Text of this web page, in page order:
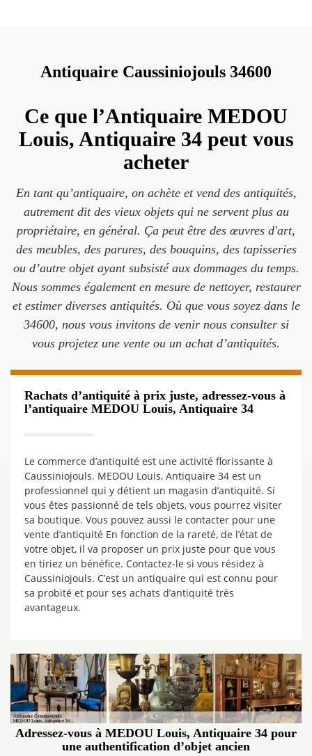
Antiquaire Caussiniojouls 34600
Ce que l’Antiquaire MEDOU
Louis, Antiquaire 34 peut vous
acheter
En tant qu’antiquaire, on achète et vend des antiquités,
autrement dit des vieux objets qui ne servent plus au
propriétaire, en général. Ça peut être des œuvres d'art,
des meubles, des parures, des bouquins, des tapisseries
ou d’autre objet ayant subsisté aux dommages du temps.
Nous sommes également en mesure de nettoyer, restaurer
et estimer diverses antiquités. Où que vous soyez dans le
34600, nous vous invitons de venir nous consulter si
vous projetez une vente ou un achat d’antiquités.
Rachats d’antiquité à prix juste, adressez-vous à
l’antiquaire MEDOU Louis, Antiquaire 34
Le commerce d’antiquité est une activité florissante à
Caussiniojouls. MEDOU Louis, Antiquaire 34 est un
professionnel qui y détient un magasin d’antiquité. Si
vous êtes passionné de tels objets, vous pourrez visiter
sa boutique. Vous pouvez aussi le contacter pour une
vente d’antiquité En fonction de la rareté, de l’état de
votre objet, il va proposer un prix juste pour que vous
en tiriez un bénéfice. Contactez-le si vous résidez à
Caussiniojouls. C’est un antiquaire qui est connu pour
sa probité et pour ses achats d’antiquité très
avantageux.
Adressez-vous à MEDOU Louis, Antiquaire 34 pour
une authentification d’objet ancien